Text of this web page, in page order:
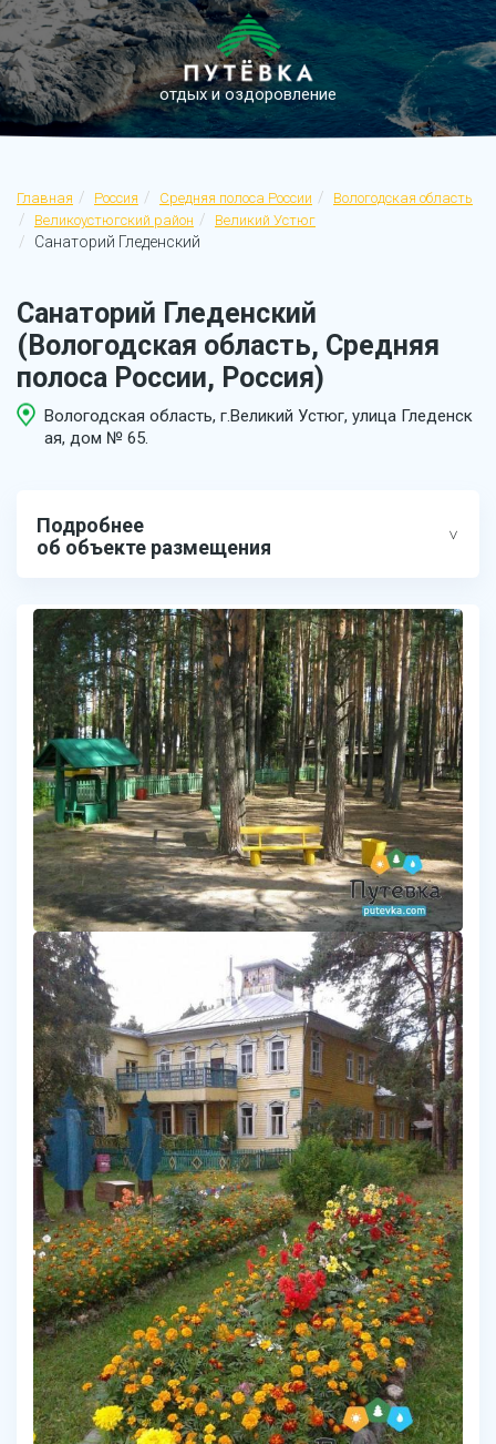
отдых и оздоровление
Главная Россия Средняя полоса России
Вологодская область
Великоустюгский район
Великий Устюг
Санаторий Гледенский
Санаторий Гледенский
(Вологодская область, Средняя
полоса России, Россия)
Вологодская область, г.Великий Устюг, улица Гледенск
ая, дом № 65.
Подробнее
об объекте размещения